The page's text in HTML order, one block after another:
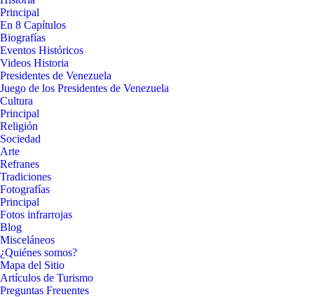
Principal
En 8 Capítulos
Biografías
Eventos Históricos
Videos Historia
Presidentes de Venezuela
Juego de los Presidentes de Venezuela
Cultura
Principal
Religión
Sociedad
Arte
Refranes
Tradiciones
Fotografías
Principal
Fotos infrarrojas
Blog
Misceláneos
¿Quiénes somos?
Mapa del Sitio
Artículos de Turismo
Preguntas Freuentes